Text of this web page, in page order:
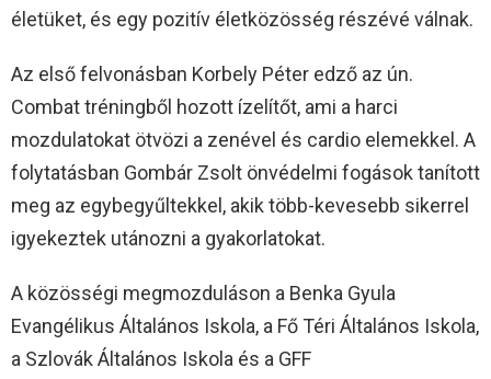
életüket, és egy pozitív életközösség részévé válnak.
Az első felvonásban Korbely Péter edző az ún.
Combat tréningből hozott ízelítőt, ami a harci
mozdulatokat ötvözi a zenével és cardio elemekkel. A
folytatásban Gombár Zsolt önvédelmi fogások tanított
meg az egybegyűltekkel, akik több-kevesebb sikerrel
igyekeztek utánozni a gyakorlatokat.
A közösségi megmozduláson a Benka Gyula
Evangélikus Általános Iskola, a Fő Téri Általános Iskola,
a Szlovák Általános Iskola és a GFF